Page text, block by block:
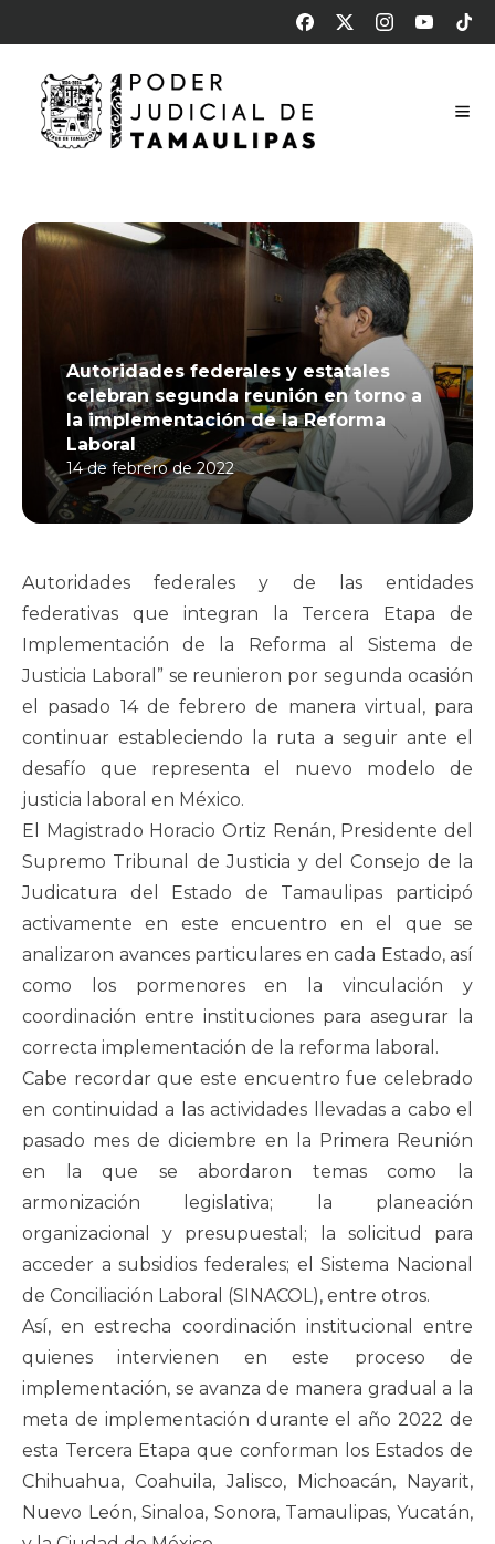
Autoridades federales y estatales
celebran segunda reunión en torno a
la implementación de la Reforma
Laboral
14 de febrero de 2022
Autoridades federales y de las entidades
federativas que integran la Tercera Etapa de
Implementación de la Reforma al Sistema de
Justicia Laboral” se reunieron por segunda ocasión
el pasado 14 de febrero de manera virtual, para
continuar estableciendo la ruta a seguir ante el
desafío que representa el nuevo modelo de
justicia laboral en México.
El Magistrado Horacio Ortiz Renán, Presidente del
Supremo Tribunal de Justicia y del Consejo de la
Judicatura del Estado de Tamaulipas participó
activamente en este encuentro en el que se
analizaron avances particulares en cada Estado, así
como los pormenores en la vinculación y
coordinación entre instituciones para asegurar la
correcta implementación de la reforma laboral.
Cabe recordar que este encuentro fue celebrado
en continuidad a las actividades llevadas a cabo el
pasado mes de diciembre en la Primera Reunión
en la que se abordaron temas como la
armonización legislativa; la planeación
organizacional y presupuestal; la solicitud para
acceder a subsidios federales; el Sistema Nacional
de Conciliación Laboral (SINACOL), entre otros.
Así, en estrecha coordinación institucional entre
quienes intervienen en este proceso de
implementación, se avanza de manera gradual a la
meta de implementación durante el año 2022 de
esta Tercera Etapa que conforman los Estados de
Chihuahua, Coahuila, Jalisco, Michoacán, Nayarit,
Nuevo León, Sinaloa, Sonora, Tamaulipas, Yucatán,